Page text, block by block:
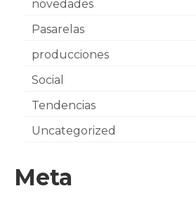
novedades
Pasarelas
producciones
Social
Tendencias
Uncategorized
Meta